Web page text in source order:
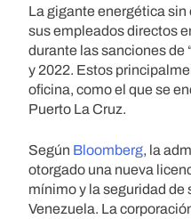
La gigante energética
sus empleados directos
durante las sanciones de
y 2022. Estos
oficina, como el que se
Puerto La Cruz.
Según Bloomberg, la
otorgado una nueva
mínimo y la seguridad de
Venezuela. La